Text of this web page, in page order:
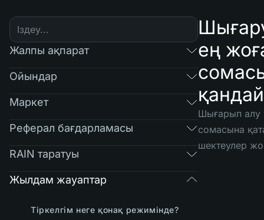
Жалпы ақпарат
Ойындар
Маркет
Реферал бағдарламасы
RAIN таратуы
Жылдам жауаптар
Тіркелгім неге қонақ режимінде?
ең
Шығарып алу
сомасына
шектеулер